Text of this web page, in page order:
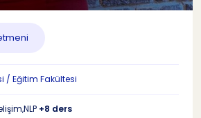
/ Eğitim Fakültesi
+8 ders